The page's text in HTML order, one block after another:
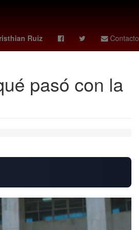
Ruiz Contacto
China Temporada
pasó con la